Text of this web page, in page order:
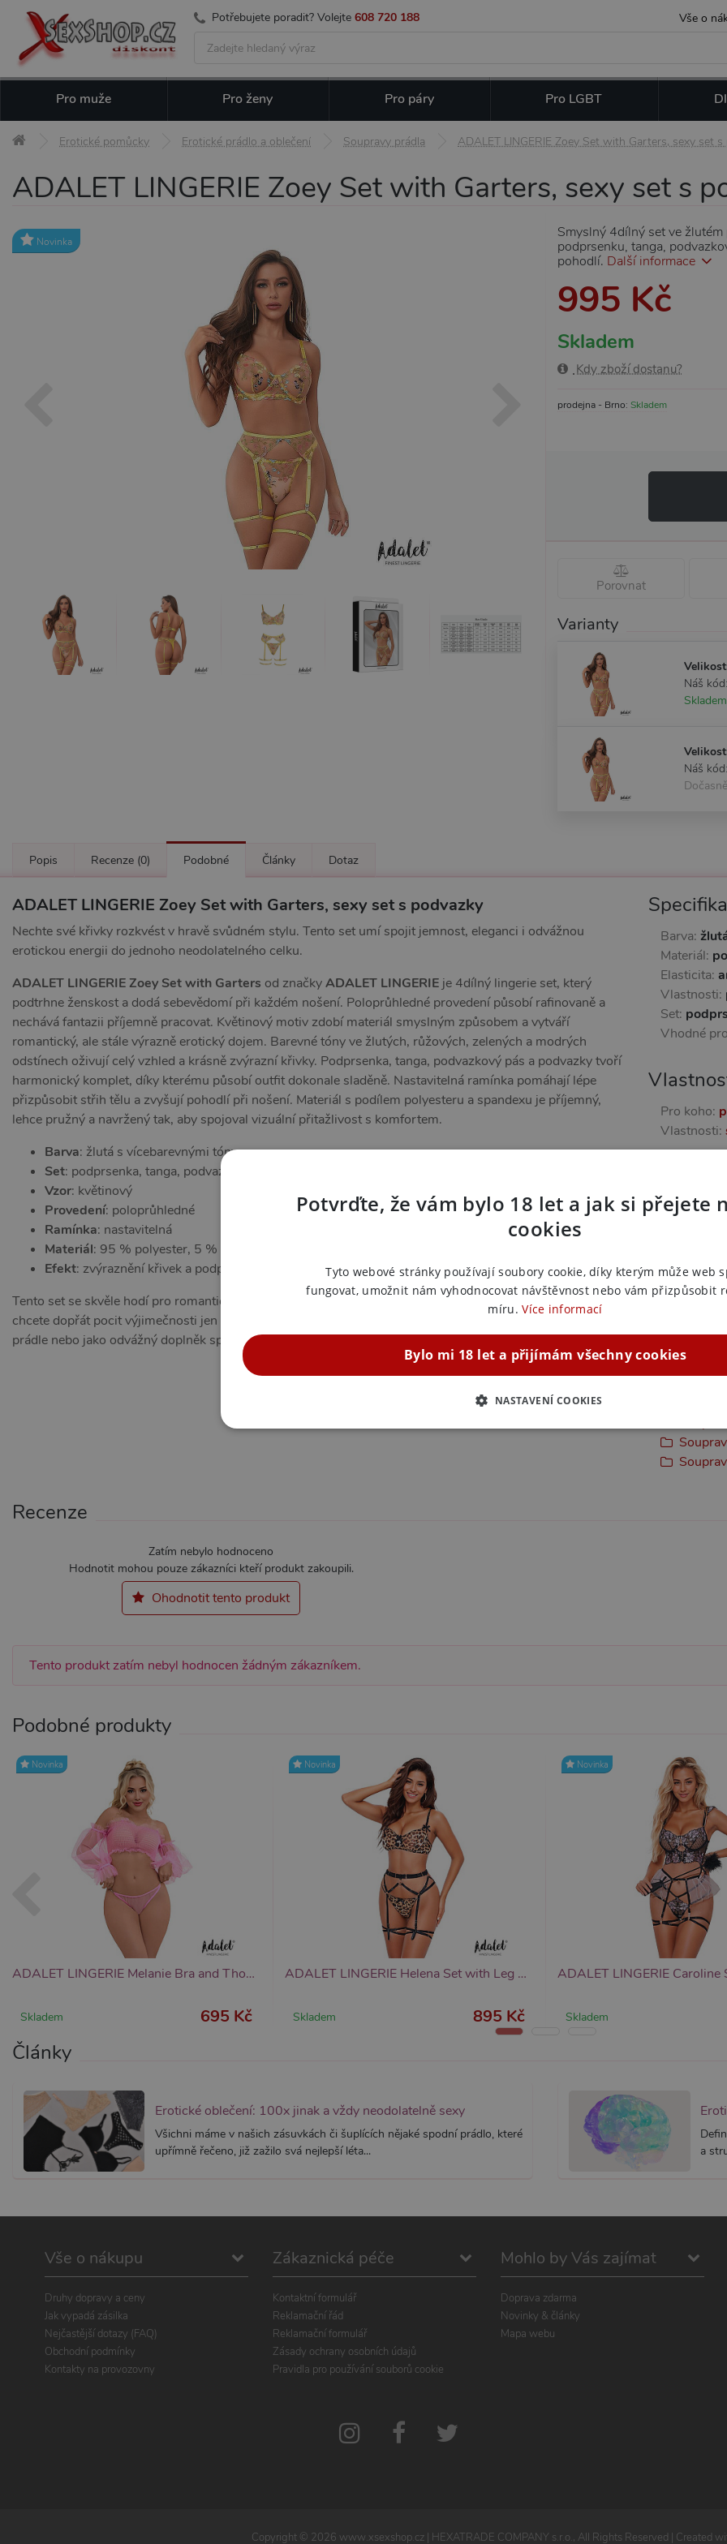
Potřebujete poradit? Volejte 608 720 188 Vše o
Pro muže Pro ženy Pro páry Pro LGBT
Erotické pomůcky Erotické prádlo a oblečení Soupravy prádla ADALET LINGERIE Zoey Set with Garters, sexy set
ADALET LINGERIE Zoey Set with Garters, sexy set s
Novinka
Smyslný 4dílný set ve
podprsenku, tanga,
pohodlí. Další informace
995 Kč
Skladem
Kdy zboží dostanu?
prodejna - Brno: Skladem
Porovnat
Varianty
Náš
Skladem
Náš
Popis Recenze (0) Podobné Články Dotaz
ADALET LINGERIE Zoey Set with Garters, sexy set s podvazky
Nechte své křivky rozkvést v hravě svůdném stylu. Tento set umí spojit jemnost, eleganci i odvážnou
erotickou energii do jednoho neodolatelného celku.
ADALET LINGERIE Zoey Set with Garters od značkyADALET LINGERIE je 4dílný lingerie set, který
podtrhne ženskost a dodá sebevědomí při každém nošení. Poloprůhledné provedení působí rafinovaně a
nechává fantazii příjemně pracovat. Květinový motiv zdobí materiál smyslným způsobem a vytváří
romantický, ale stále výrazně erotický dojem. Barevné tóny ve žlutých, růžových, zelených a modrých
odstínech oživují celý vzhled a krásně zvýrazní křivky. Podprsenka, tanga, podvazkový pás a podvazky tvoří
harmonický komplet, díky kterému působí outfit dokonale sladěně. Nastavitelná ramínka pomáhají lépe
přizpůsobit střih tělu a zvyšují pohodlí při nošení. Materiál s podílem polyesteru a spandexu je příjemný,
lehce pružný a navržený tak, aby spojoval vizuální přitažlivost s komfortem.
Barva: žlutá s vícebarevnými tóny
Set: podprsenka, tanga, podvazkový pás a podvazky
Vzor: květinový
Provedení: poloprůhledné
Ramínka: nastavitelná
Materiál: 95 % polyester, 5 % spandex
Efekt: zvýraznění křivek a podpora sebevědomí
Tento set se skvěle hodí pro romantické večery ve dvou, svůdné chvíle plné flirtu i pro momenty, kdy si
chcete dopřát pocit výjimečnosti jen sama pro sebe. Naplno vynikne při intimních příležitostech, focení v
prádle nebo jako odvážný doplněk speciálního večera.
Barva:
Materiál:
Elasticita:
Vlastnosti:
Set:
Vhodné
Pro koho:
Vlastnosti:
Náš kód:
Recenze
Zatím nebylo hodnoceno
Hodnotit mohou pouze zákazníci kteří produkt zakoupili.
Ohodnotit tento produkt
Tento produkt zatím nebyl hodnocen žádným zákazníkem.
Podobné produkty
Novinka
ADALET LINGERIE Melanie Bra and Thong, sexy set prádla
Skladem 695 Kč
Novinka
ADALET LINGERIE Helena Set with Leg Rings, leopardí set prádla
Skladem 895 Kč
Novinka
Skladem
Články
Erotické oblečení: 100x jinak a vždy neodolatelně sexy
Všichni máme v našich zásuvkách či šuplících nějaké spodní prádlo, které
upřímně řečeno, již zažilo svá nejlepší léta...
a
Vše o nákupu
Druhy dopravy a ceny
Jak vypadá zásilka
Nejčastější dotazy (FAQ)
Obchodní podmínky
Kontakty na provozovny
Zákaznická péče
Kontaktní formulář
Reklamační řád
Reklamační formulář
Zásady ochrany osobních údajů
Pravidla pro používání souborů cookie
Mohlo by Vás zajímat
Doprava zdarma
Novinky & články
Mapa webu
Copyright © 2026 www.xsexshop.cz| HEXATRADE COMPANY s.r.o., All Rights Reserved | Created
Potvrďte, že vám bylo 18 let a jak si přejete
cookies
Tyto webové stránky používají soubory cookie, díky kterým může web
fungovat, umožnit nám vyhodnocovat návštěvnost nebo vám přizpůsobit
míru. Více informací
Bylo mi 18 let a přijímám všechny cookies
NASTAVENÍ COOKIES
NEZBYTNĚ NUTNÉ ANALYTICKÉ MARKETINGOVÉ
bez nezbytně nutných souborů cookie správně používat.
Název
CookieScriptConsent
PHPSESSID
.xsexshop.cz
Tento soubor cookie obsahuje informace o relaci. Je
Vyprší Popis
Tento název souboru cookie je spojen s Google Universal Analytics - což je
používané analytické služby Google. Tento soubor cookie se používá k
přiřazením náhodně vygenerovaného čísla jako identifikátoru klienta. Je
stránku na webu a slouží k výpočtu údajů o návštěvnících, relacích a
webů.
Vyprší Popis
1 rok
Widget živého chatu nastavuje soubory cookie pro uložení ID živého chatu
identifikaci zařízení napříč návštěvami.